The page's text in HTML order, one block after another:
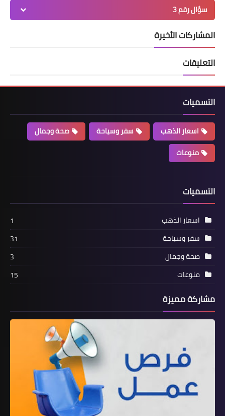
سؤال رقم 3
المشاركات الأخيرة
التعليقات
التسميات
اسعار الذهب سفر وسياحة
صحة وجمال
منوعات
التسميات
اسعار الذهب
1
سفر وسياحة
31
صحة وجمال
3
منوعات
15
مشاركة مميزة